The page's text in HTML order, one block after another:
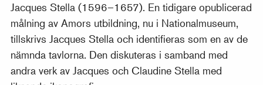
Jacques Stella (1596–1657). En tidigare opublicerad
målning av Amors utbildning, nu i Nationalmuseum,
tillskrivs Jacques Stella och identifieras som en av de
nämnda tavlorna. Den diskuteras i samband med
andra verk av Jacques och Claudine Stella med